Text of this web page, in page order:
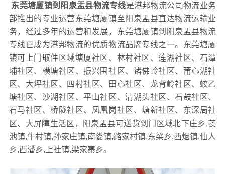
东莞塘厦镇到阳泉盂县物流专线是港邦物流公司物流业务
部推出的专业运营东莞塘厦镇至阳泉盂县直达物流运输业
务，经过多年的运营和发展，东莞塘厦镇到阳泉盂县物流
专线已成为港邦物流的优质物流品牌专线之一。东莞塘厦
镇可上门取件区域塘厦社区、林村社区、莲湖社区、石潭
埔社区、横塘社区、振兴围社区、诸佛岭社区、莆心湖社
区、大坪社区、四村社区、田心社区、龙背岭社区、蛟乙
塘社区、沙湖社区、平山社区、清湖头社区、石鼓社区、
石马社区、桥陇社区、凤凰岗社区、塘新社区、东深局社
区、大屏障生活区，阳泉盂县可送货到门区域北下庄乡,苌
池镇,牛村镇,孙家庄镇,南娄镇,路家村镇,东梁乡,西烟镇,仙人
乡,西潘乡,上社镇,梁家寨乡。